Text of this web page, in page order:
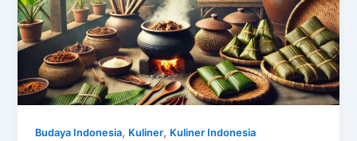
Budaya Indonesia, Kuliner, Kuliner Indonesia